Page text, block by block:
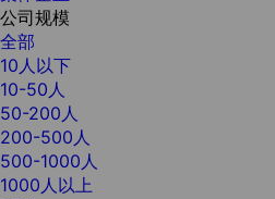
公司规模
全部
10人以下
10-50人
50-200人
200-500人
500-1000人
1000人以上